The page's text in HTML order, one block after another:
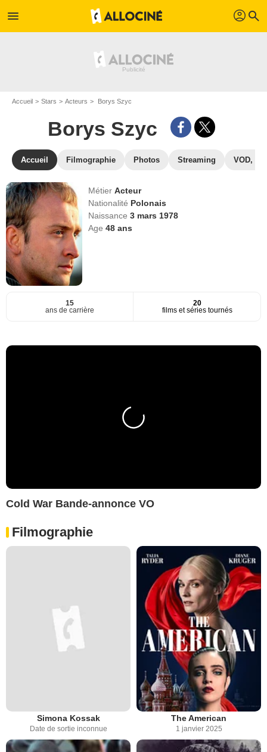
menu profil search
Accueil Stars Acteurs Borys Szyc
Borys Szyc
Accueil Filmographie Photos Streaming VOD,
MétierActeur
Nationalité Polonais
Naissance3 mars 1978
Age48 ans
15
ans de carrière
20
films et séries tournés
Cold War Bande-annonce VO
Filmographie
Simona Kossak
Date de sortie inconnue
The American
1 janvier 2025